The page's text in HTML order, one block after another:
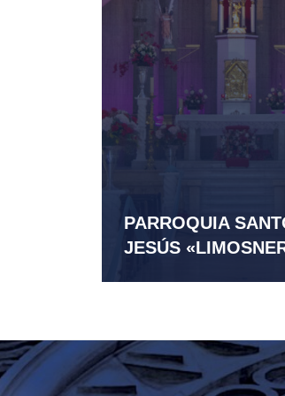
PARROQUIA
JESÚS